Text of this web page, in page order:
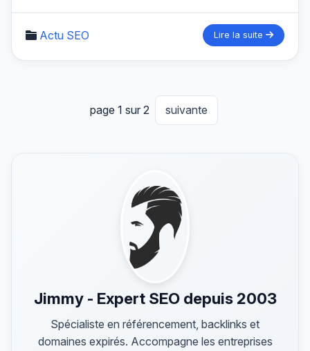
Actu SEO Lire la suite
page 1 sur 2 suivante
Jimmy - Expert SEO depuis 2003
Spécialiste en référencement, backlinks et
domaines expirés. Accompagne les entreprises